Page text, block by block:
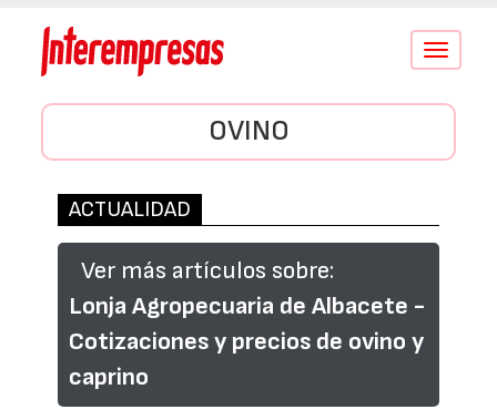
Conmutar
OVINO
ACTUALIDAD
Ver más artículos sobre:
Lonja Agropecuaria de Albacete -
Cotizaciones y precios de ovino y
caprino